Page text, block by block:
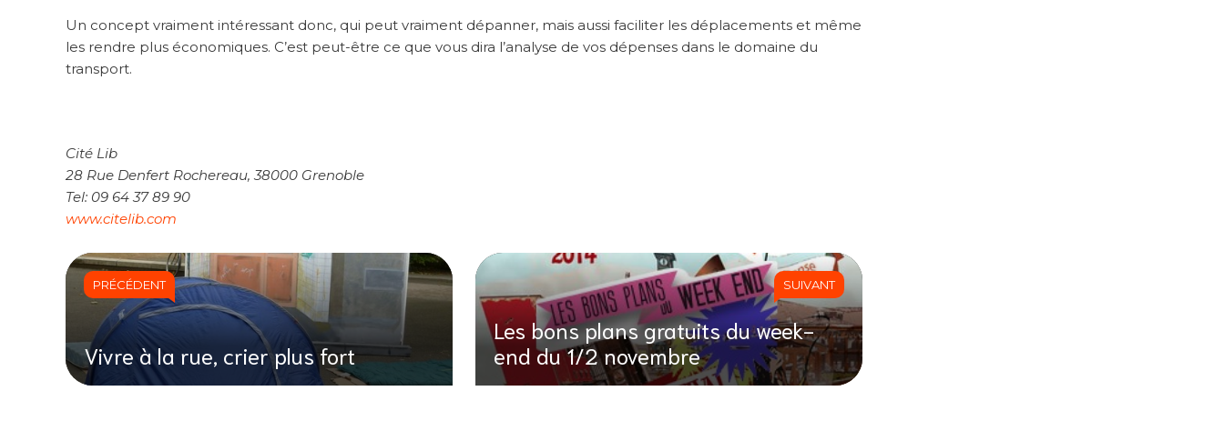
Un concept vraiment intéressant donc, qui peut vraiment dépanner, mais aussi faciliter les déplacements et même
les rendre plus économiques. C’est peut-être ce que vous dira l’analyse de vos dépenses dans le domaine du
transport.
Cité Lib
28 Rue Denfert Rochereau, 38000 Grenoble
Tel: 09 64 37 89 90
www.citelib.com
PRÉCÉDENT
Vivre à la rue, crier plus fort
SUIVANT
Les bons plans gratuits du week-
end du 1/2 novembre